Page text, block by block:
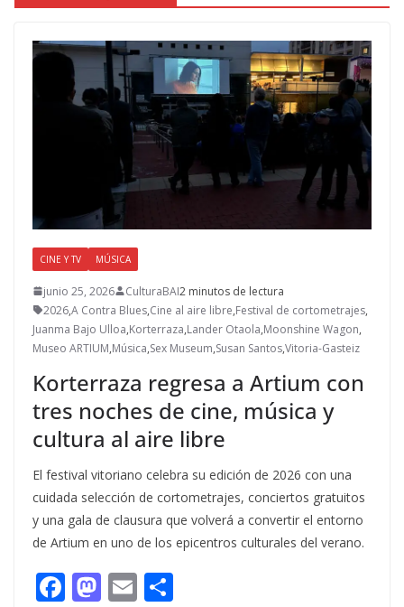
CINE Y TV MÚSICA
junio 25, 2026 CulturaBAI2 minutos de lectura
2026,A Contra Blues,Cine al aire libre,Festival de cortometrajes,
Juanma Bajo Ulloa,Korterraza,Lander Otaola,Moonshine Wagon,
Museo ARTIUM,Música,Sex Museum,Susan Santos,Vitoria-Gasteiz
Korterraza regresa a Artium con
tres noches de cine, música y
cultura al aire libre
El festival vitoriano celebra su edición de 2026 con una
cuidada selección de cortometrajes, conciertos gratuitos
y una gala de clausura que volverá a convertir el entorno
de Artium en uno de los epicentros culturales del verano.
F M E